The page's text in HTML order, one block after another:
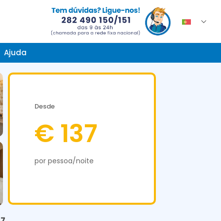
Ajuda
Desde
€ 137
por pessoa/noite